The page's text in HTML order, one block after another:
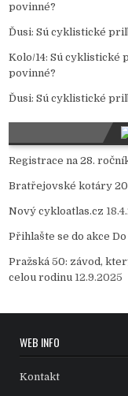
povinné?
Ďusi:Sú cyklistické
Kolo/14:Sú cyklistické
povinné?
Ďusi:Sú cyklistické
Registrace na 28.
Bratřejovské kotáry
Nový cykloatlas.cz
Přihlašte se do akce
Pražská 50: závod,
celou rodinu 12.9.2025
WEB INFO
Kontakt